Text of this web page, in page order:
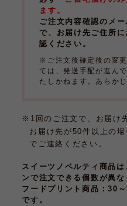
ます。
ご注文内容確認のメ
で、お届け先ご住所
認ください。
※ご注文後確定後の変
ては、発送手配が進ん
たしかねます。あらか
※1回のご注文で、お届け
お届け先が50件以上の場
でご連絡ください。
スイーツノベルティ商品
ンで注文できる個数が異な
フードプリント商品 ：30
です。